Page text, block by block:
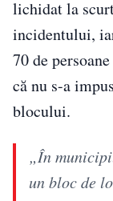
lichidat la
incidentului,
70 de
că nu s-a
blocului.
„În
un bloc de